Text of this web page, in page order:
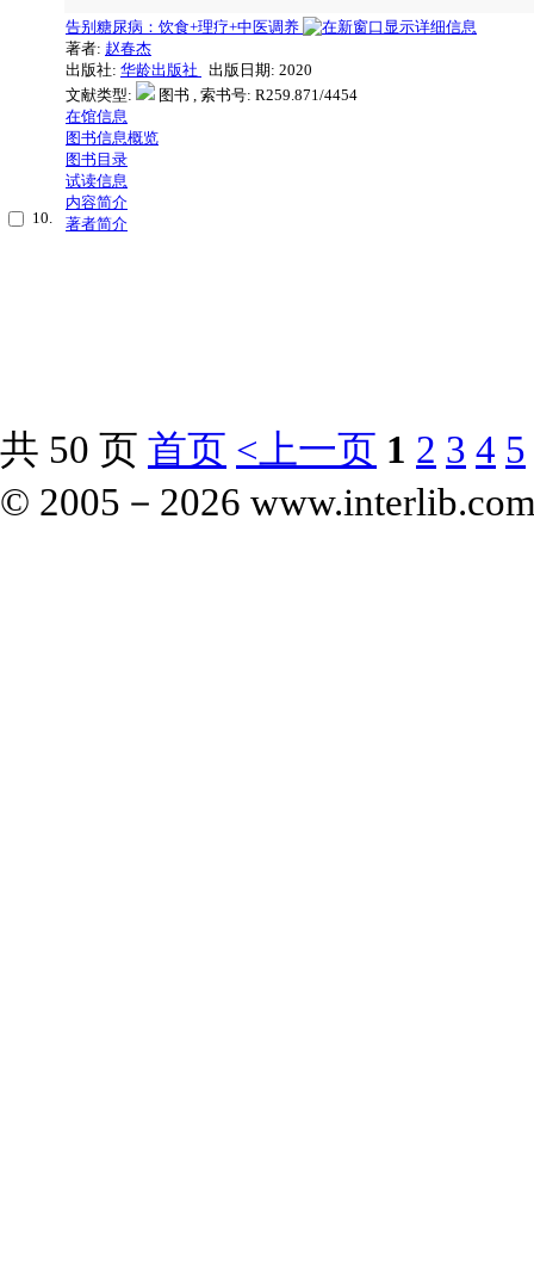
10.
告别糖尿病：饮食+理疗+中医调养
著者: 赵春杰
出版社: 华龄出版社
出版日期: 2020
文献类型:
图书 , 索书号: R259.871/4454
在馆信息
图书信息概览
图书目录
试读信息
内容简介
著者简介
共 50 页 首页 <上一页 1 2 3 4 5
© 2005－ 2026